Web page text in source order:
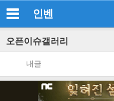
인벤
오픈이슈갤러리
내글